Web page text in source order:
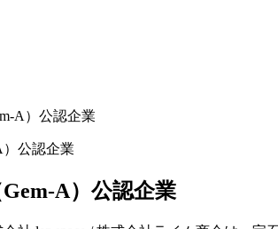
A）公認企業
A）公認企業